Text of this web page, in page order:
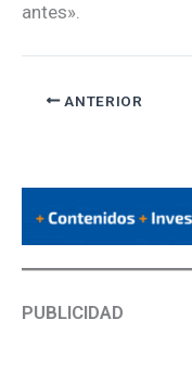
antes».
ANTERIOR
PUBLICIDAD